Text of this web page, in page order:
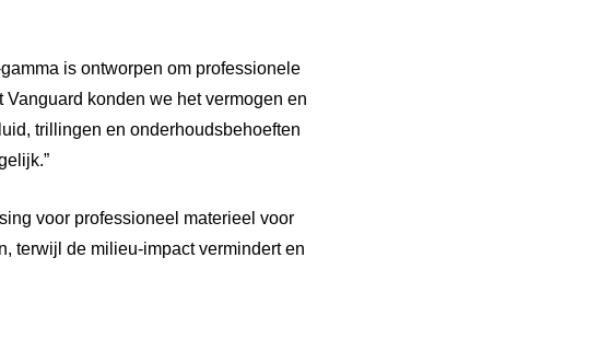
is ontworpen om professionele
konden we het vermogen en
trillingen en onderhoudsbehoeften
voor professioneel materieel voor
terwijl de milieu-impact vermindert en